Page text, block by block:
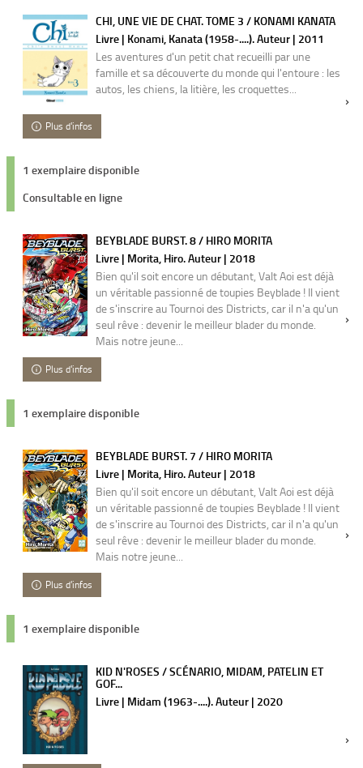
CHI, UNE VIE DE CHAT. TOME 3 / KONAMI KANATA
Livre | Konami, Kanata (1958-....). Auteur | 2011
Les aventures d'un petit chat recueilli par une
famille et sa découverte du monde qui l'entoure : les
autos, les chiens, la litière, les croquettes...
Plus d'infos
1 exemplaire disponible
Consultable en ligne
BEYBLADE BURST. 8 / HIRO MORITA
Livre | Morita, Hiro. Auteur | 2018
Bien qu'il soit encore un débutant, Valt Aoi est déjà
un véritable passionné de toupies Beyblade ! Il vient
de s'inscrire au Tournoi des Districts, car il n'a qu'un
seul rêve : devenir le meilleur blader du monde.
Mais notre jeune...
Plus d'infos
1 exemplaire disponible
BEYBLADE BURST. 7 / HIRO MORITA
Livre | Morita, Hiro. Auteur | 2018
Bien qu'il soit encore un débutant, Valt Aoi est déjà
un véritable passionné de toupies Beyblade ! Il vient
de s'inscrire au Tournoi des Districts, car il n'a qu'un
seul rêve : devenir le meilleur blader du monde.
Mais notre jeune...
Plus d'infos
1 exemplaire disponible
KID N'ROSES / SCÉNARIO, MIDAM, PATELIN ET
GOF...
Livre | Midam (1963-....). Auteur | 2020